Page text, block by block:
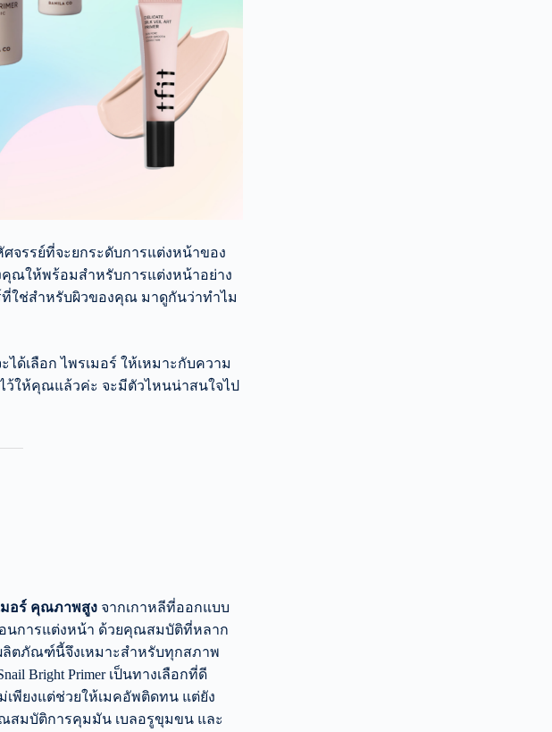
จรรย์ที่จะยกระดับการแต่งหน้าของ
ณให้พร้อมสำหรับการแต่งหน้าอย่าง
ใช่สำหรับผิวของคุณ มาดูกันว่าทำไม
ด้เลือก ไพรเมอร์ ให้เหมาะกับความ
ว้ให้คุณแล้วค่ะ จะมีตัวไหนน่าสนใจไป
มอร์ คุณภาพสูง จากเกาหลีที่ออกแบบ
นการแต่งหน้า ด้วยคุณสมบัติที่หลาก
ตภัณฑ์นี้จึงเหมาะสำหรับทุกสภาพ
Bright Primer เป็นทางเลือกที่ดี
เพียงแต่ช่วยให้เมคอัพติดทน แต่ยัง
สมบัติการคุมมัน เบลอรูขุมขน และ